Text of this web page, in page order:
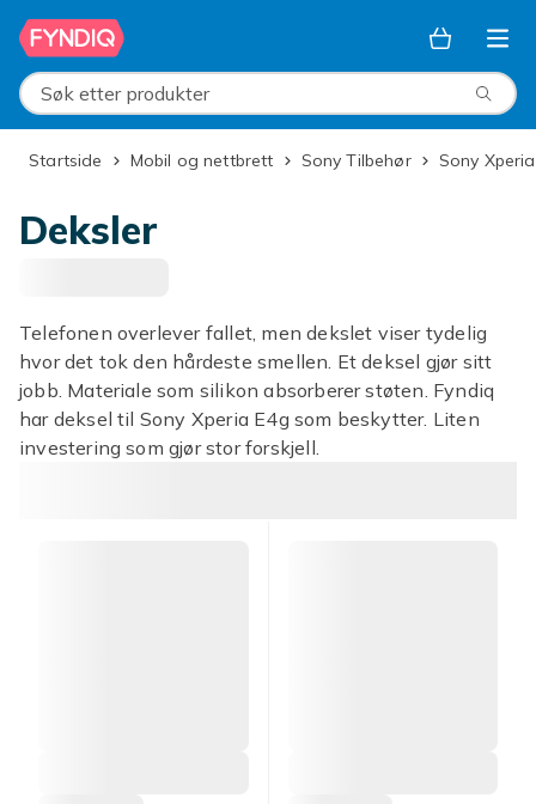
Hopp til hovedinnhold
Søk etter produkter
Startside Mobil og nettbrett Sony Tilbehør Sony Xperia
Deksler
Telefonen overlever fallet, men dekslet viser tydelig
hvor det tok den hårdeste smellen. Et deksel gjør sitt
jobb. Materiale som silikon absorberer støten. Fyndiq
har deksel til Sony Xperia E4g som beskytter. Liten
investering som gjør stor forskjell.